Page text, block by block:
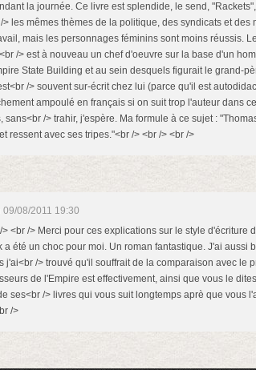
la journée. Ce livre est splendide, le send,
> les mêmes thèmes de la politique, des syndicats et des
mais les personnages féminins sont moins réussis.
/> est à nouveau un chef d'oeuvre sur la base d'un
State Building et au sein desquels figurait le grand-
/> souvent sur-écrit chez lui (parce qu'il est
ampoulé en français si on suit trop l'auteur dans
sans<br /> trahir, j'espère. Ma formule à ce sujet :
ressent avec ses tripes."<br /> <br /> <br />
09/08/2011 19:30
> <br /> Merci pour ces explications sur le style d'écriture
a été un choc pour moi. Un roman fantastique. J'ai aussi
j'ai<br /> trouvé qu'il souffrait de la comparaison avec le
de l'Empire est effectivement, ainsi que vous le
ses<br /> livres qui vous suit longtemps aprè que vous
/>